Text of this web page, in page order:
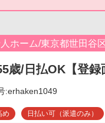
ホーム/東京都世田谷
歳/日払OK【登
:erhaken1049
め 日払い可（派遣のみ）